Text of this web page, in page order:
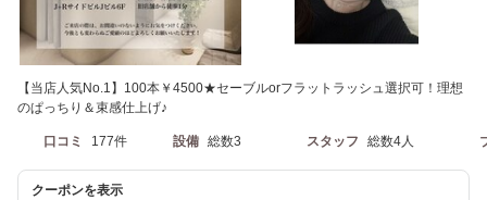
【当店人気No.1】100本￥4500★セーブルorフラットラッシュ選択可！理想
のぱっちり＆束感仕上げ♪
口コミ 177件 設備 総数3 スタッフ 総数4人
クーポンを表示